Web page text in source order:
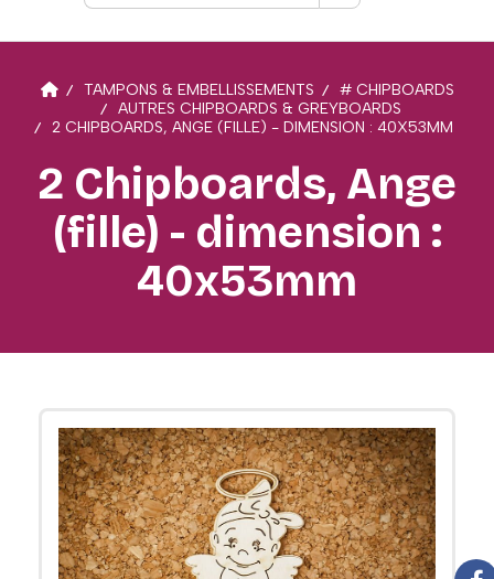
TAMPONS & EMBELLISSEMENTS
# CHIPBOARDS
AUTRES CHIPBOARDS & GREYBOARDS
2 CHIPBOARDS, ANGE (FILLE) - DIMENSION : 40X53MM
2 Chipboards, Ange
(fille) - dimension :
40x53mm